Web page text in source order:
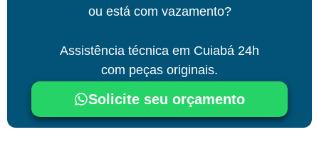
ou está com vazamento?
Assistência técnica em Cuiabá 24h
com peças originais.
Solicite seu orçamento